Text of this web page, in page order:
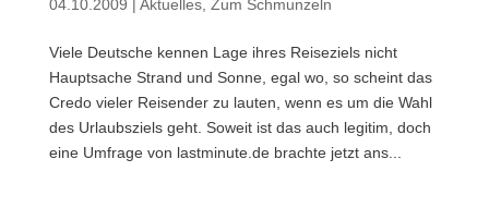
04.10.2009 | Aktuelles, Zum Schmunzeln
Viele Deutsche kennen Lage ihres Reiseziels nicht
Hauptsache Strand und Sonne, egal wo, so scheint das
Credo vieler Reisender zu lauten, wenn es um die Wahl
des Urlaubsziels geht. Soweit ist das auch legitim, doch
eine Umfrage von lastminute.de brachte jetzt ans...